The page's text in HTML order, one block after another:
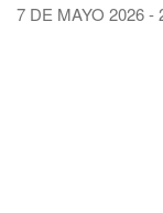
7 DE MAYO 2026 -